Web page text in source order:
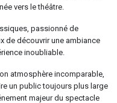
vers le théâtre.
passionné de
de découvrir une ambiance
inoubliable.
atmosphère incomparable,
un public toujours plus large
majeur du spectacle